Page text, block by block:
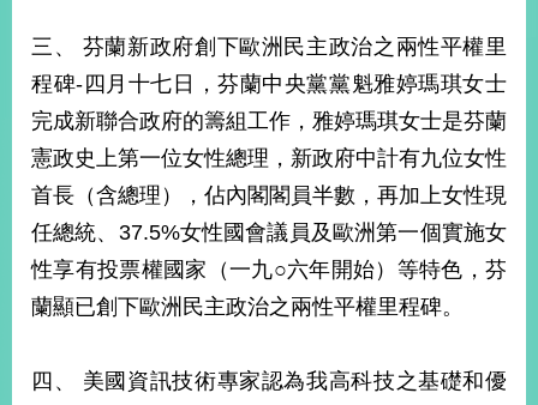
國
際
播
政
府
資
訊
公
開
民
三、 芬蘭新政府創下歐洲民主政治之兩性平權里
程碑-四月十七日，芬蘭中央黨黨魁雅婷瑪琪女士
完成新聯合政府的籌組工作，雅婷瑪琪女士是芬蘭
憲政史上第一位女性總理，新政府中計有九位女性
首長（含總理），佔內閣閣員半數，再加上女性現
任總統、37.5%女性國會議員及歐洲第一個實施女
性享有投票權國家（一九○六年開始）等特色，芬
蘭顯已創下歐洲民主政治之兩性平權里程碑。
四、 美國資訊技術專家認為我高科技之基礎和優